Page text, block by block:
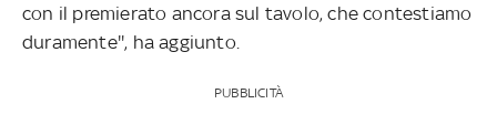
con il premierato ancora sul tavolo, che contestiamo
duramente'', ha aggiunto.
PUBBLICITÀ